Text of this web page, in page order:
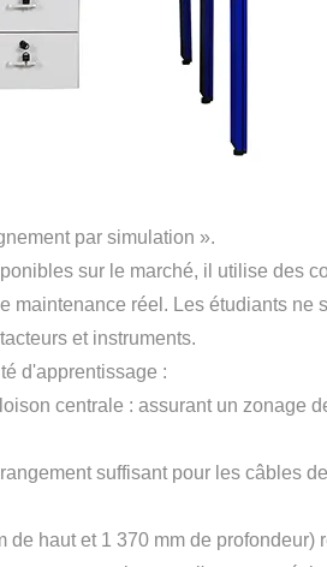
par simulation ».
sur le marché, il utilise des
réel. Les étudiants ne
et instruments.
d'apprentissage :
centrale : assurant un zonage
suffisant pour les câbles
haut et 1 370 mm de profondeur)